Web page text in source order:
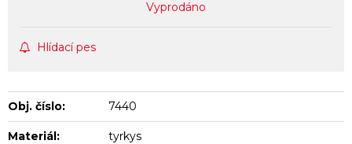
Vyprodáno
Hlídací pes
Obj. číslo: 7440
Materiál: tyrkys